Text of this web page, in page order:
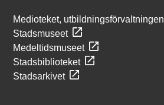
Medioteket, utbildningsförvaltningen
Stadsmuseet
Medeltidsmuseet
Stadsbiblioteket
Stadsarkivet